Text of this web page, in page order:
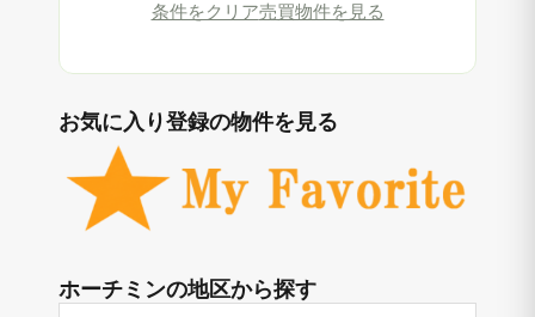
条件をクリア売買物件を見る
お気に入り登録の物件を見る
ホーチミンの地区から探す